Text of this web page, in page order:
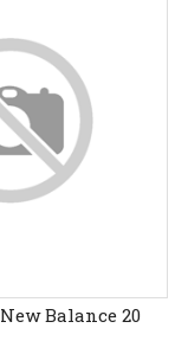
Balance 20